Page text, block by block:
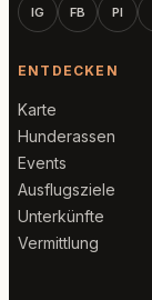
IG FB PI
ENTDECKEN
Karte
Hunderassen
Events
Ausflugsziele
Unterkünfte
Vermittlung